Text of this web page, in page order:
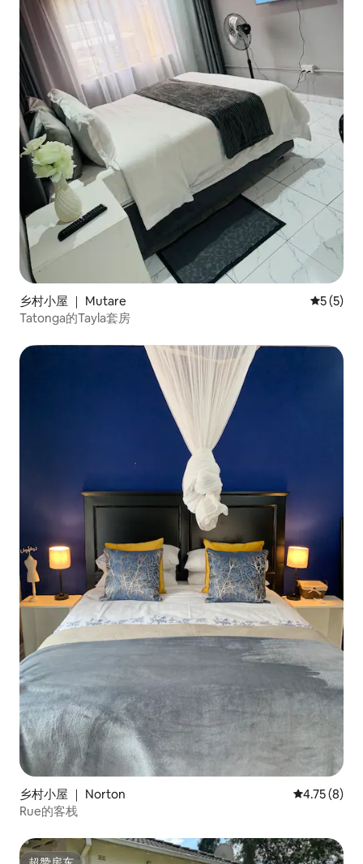
乡村小屋 ｜ Mutare 平均评分
5 (5)
Tatonga的Tayla套房
乡村小屋 ｜ Norton 平均评分
4.75 (8)
Rue的客栈